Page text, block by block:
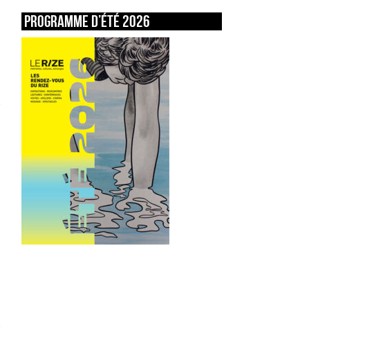
Programme d’été 2026